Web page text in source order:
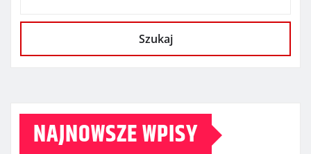
Szukaj
NAJNOWSZE WPISY